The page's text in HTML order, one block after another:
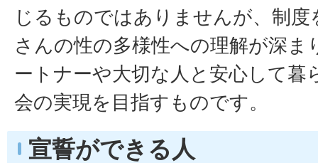
じるものではありませんが、制
さんの性の多様性への理解が深ま
ートナーや大切な人と安心して暮
会の実現を目指すものです。
宣誓ができる人